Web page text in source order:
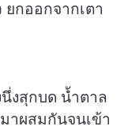
กออกจากเตา
งสุกบด น้ำตาล
าผสมกันจนเข้า